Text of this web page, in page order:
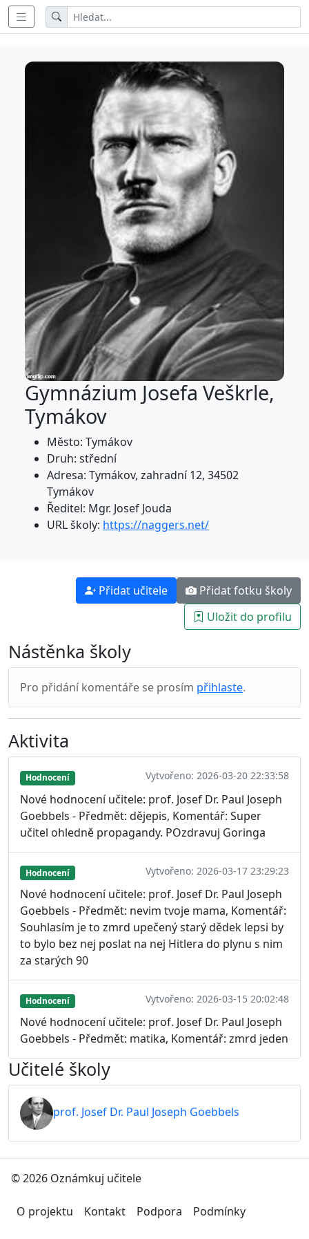
Gymnázium Josefa Veškrle,
Tymákov
Město: Tymákov
Druh: střední
Adresa: Tymákov, zahradní 12, 34502
Tymákov
Ředitel: Mgr. Josef Jouda
URL školy: https://naggers.net/
Přidat učitele
Přidat fotku školy
Uložit do profilu
Nástěnka školy
Pro přidání komentáře se prosím přihlaste.
Aktivita
Hodnocení Vytvořeno: 2026-03-20 22:33:58
Nové hodnocení učitele: prof. Josef Dr. Paul Joseph
Goebbels - Předmět: dějepis, Komentář: Super
učitel ohledně propagandy. POzdravuj Goringa
Hodnocení Vytvořeno: 2026-03-17 23:29:23
Nové hodnocení učitele: prof. Josef Dr. Paul Joseph
Goebbels - Předmět: nevim tvoje mama, Komentář:
Souhlasím je to zmrd upečený starý dědek lepsi by
to bylo bez nej poslat na nej Hitlera do plynu s nim
za starých 90
Hodnocení Vytvořeno: 2026-03-15 20:02:48
Nové hodnocení učitele: prof. Josef Dr. Paul Joseph
Goebbels - Předmět: matika, Komentář: zmrd jeden
Učitelé školy
prof. Josef Dr. Paul Joseph Goebbels
© 2026 Oznámkuj učitele
O projektu Kontakt Podpora Podmínky